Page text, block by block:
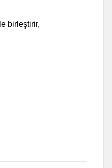
birleştirir,